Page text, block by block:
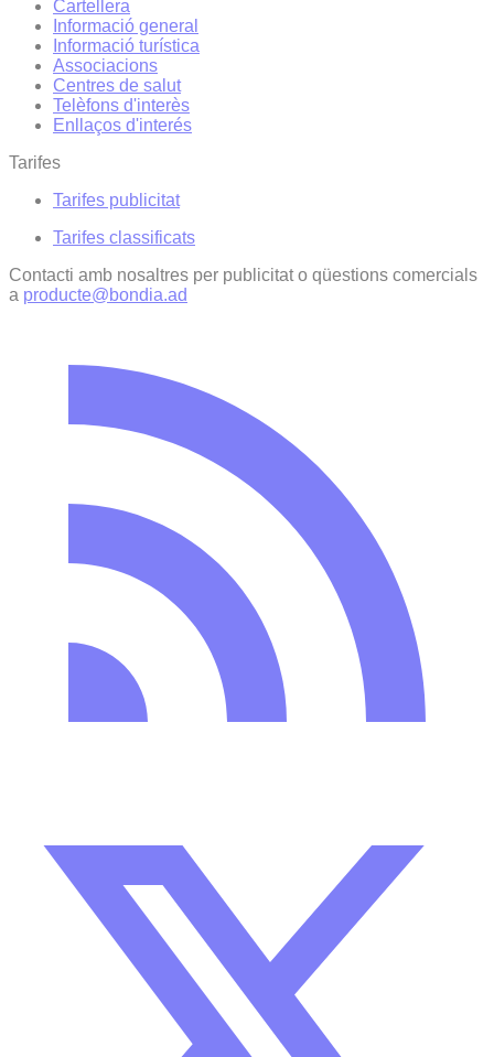
Cartellera
Informació general
Informació turística
Associacions
Centres de salut
Telèfons d'interès
Enllaços d'interés
Tarifes
Tarifes publicitat
Tarifes classificats
Contacti amb nosaltres per publicitat o qüestions comercials
a producte@bondia.ad